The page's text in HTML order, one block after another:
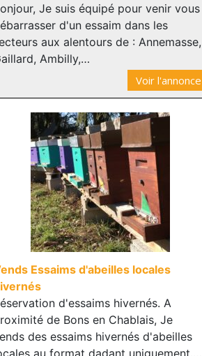
Je suis équipé pour venir vous
d'un essaim dans les
aux alentours de : Annemasse,
Ambilly,…
Voir l'annonce
Essaims d'abeilles locales
d'essaims hivernés. A
de Bons en Chablais, Je
des essaims hivernés d'abeilles
au format dadant uniquement.…